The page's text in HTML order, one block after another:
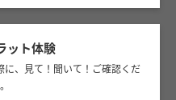
ット体験
、見て！聞いて！ご確認くだ